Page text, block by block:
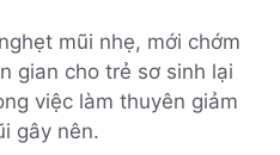
mũi nhẹ, mới chớm
gian cho trẻ sơ sinh lại
việc làm thuyên giảm
gây nên.